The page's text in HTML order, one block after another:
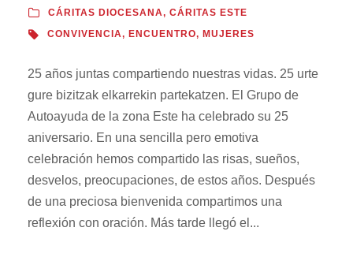
CÁRITAS DIOCESANA, CÁRITAS ESTE
CONVIVENCIA, ENCUENTRO, MUJERES
25 años juntas compartiendo nuestras vidas. 25 urte
gure bizitzak elkarrekin partekatzen. El Grupo de
Autoayuda de la zona Este ha celebrado su 25
aniversario. En una sencilla pero emotiva
celebración hemos compartido las risas, sueños,
desvelos, preocupaciones, de estos años. Después
de una preciosa bienvenida compartimos una
reflexión con oración. Más tarde llegó el...